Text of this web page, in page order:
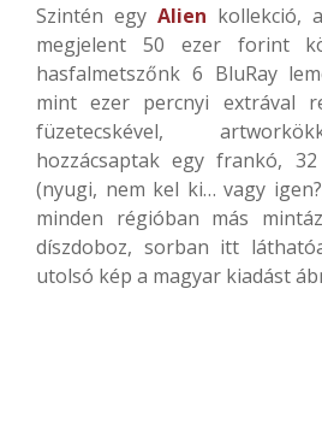
Szintén egy Alien kollekció,
megjelent 50 ezer forint
hasfalmetszőnk 6 BluRay
mint ezer percnyi extrával
füzetecskével,
hozzácsaptak egy frankó,
(nyugi, nem kel ki… vagy
minden régióban más
díszdoboz, sorban itt
utolsó kép a magyar kiadást